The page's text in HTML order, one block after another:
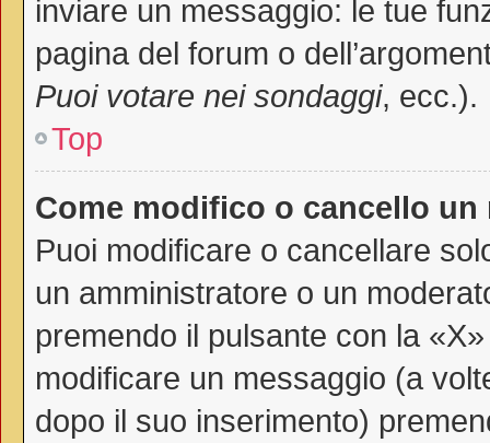
inviare un messaggio: le tue
pagina del forum o
Puoi votare nei sondaggi, ecc.).
Top
Come modifico o cancello un
Puoi modificare o cancellare
un amministratore o un
premendo il pulsante con la
modificare un messaggio (a
dopo il suo inserimento)